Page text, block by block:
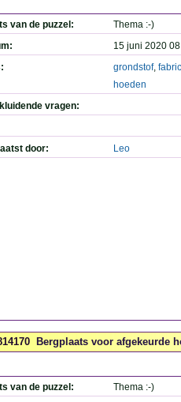
van de puzzel:
Thema :-)
15 juni 2020
grondstof,
hoeden
vragen:
door: Leo
Bergplaats voor afgekeurde
van de puzzel:
Thema :-)